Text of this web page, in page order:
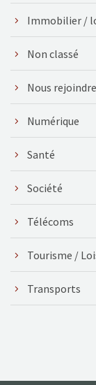
Immobilier /
Non classé
Nous rejoindre
Numérique
Santé
Société
Télécoms
Tourisme /
Transports